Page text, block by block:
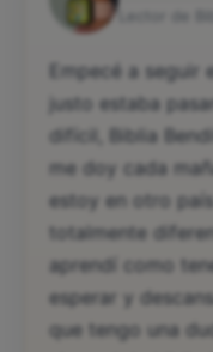
Empecé a
justo estaba
difícil, Biblia
me doy cada
estoy en otro
totalmente
aprendí como
esperar y
que tengo una